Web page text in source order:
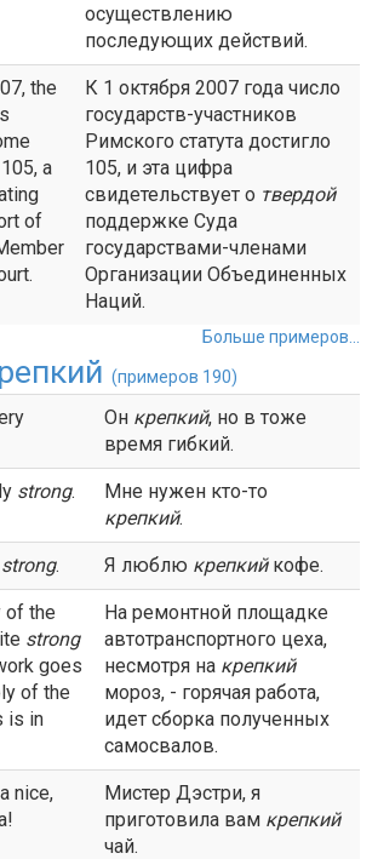
осуществлению
последующих действий.
the
a
of
К 1 октября 2007 года число
государств-участников
Римского статута достигло
105, и эта цифра
свидетельствует о твердой
поддержке Суда
государствами-членами
Организации Объединенных
Наций.
Больше примеров...
(примеров 190)
Он крепкий, но в тоже
время гибкий.
strong.
Мне нужен кто-то
крепкий.
strong. Я люблю крепкийкофе.
of the
strong
goes
of the
is in
На ремонтной площадке
автотранспортного цеха,
несмотря на крепкий
мороз, - горячая работа,
идет сборка полученных
самосвалов.
nice,
Мистер Дэстри, я
приготовила вам крепкий
чай.